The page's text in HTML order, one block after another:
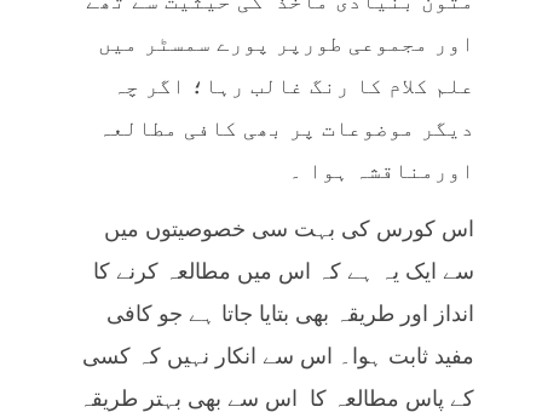
اور مجموعی طورپر پورے سمسٹر میں
علم کلام کا رنگ غالب رہا؛ اگر چہ
دیگر موضوعات پر بھی کافی مطالعہ
اورمناقشہ ہوا ۔
اس کورس کی بہت سی خصوصیتوں میں
سے ایک یہ ہے کہ اس میں مطالعہ کرنے کا
انداز اور طریقہ بھی بتایا جاتا ہے جو کافی
مفید ثابت ہوا۔ اس سے انکار نہیں کہ کسی
کے پاس مطالعہ کا اس سے بھی بہتر طریقہ